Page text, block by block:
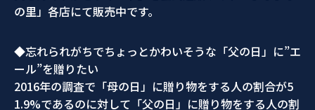
の里」各店にて販売中です。
◆忘れられがちでちょっとかわいそうな「父の日」に”エ
ール”を贈りたい
2016年の調査で「母の日」に贈り物をする人の割合が5
1.9%であるのに対して「父の日」に贈り物をする人の割